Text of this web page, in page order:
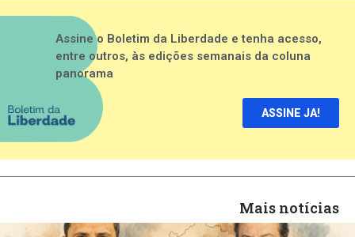
Assine o Boletim da Liberdade e tenha acesso,
entre outros, às edições semanais da coluna
panorama
ASSINE JA!
Mais notícias